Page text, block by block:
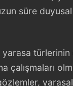
süre
çalışmaları